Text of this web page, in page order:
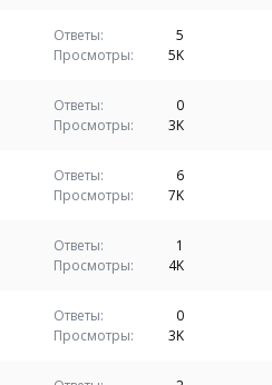
Ответы
5
Просмотры
5K
Ответы
0
Просмотры
3K
Ответы
6
Просмотры
7K
Ответы
1
Просмотры
4K
Ответы
0
Просмотры
3K